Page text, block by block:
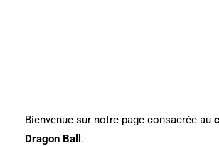
Bienvenue sur notre page consacrée au
Dragon Ball .